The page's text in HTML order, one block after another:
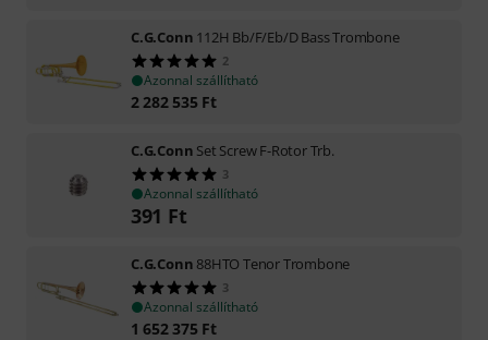
C.G.Conn 112H Bb/F/Eb/D Bass Trombone
2
Azonnal szállítható
2 282 535 Ft
C.G.Conn Set Screw F-Rotor Trb.
3
Azonnal szállítható
391 Ft
C.G.Conn 88HTO Tenor Trombone
3
Azonnal szállítható
1 652 375 Ft